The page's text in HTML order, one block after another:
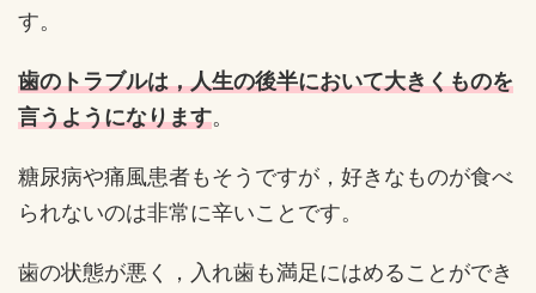
す。
歯のトラブルは，人生の後半において大きくものを
言うようになります。
糖尿病や痛風患者もそうですが，好きなものが食べ
られないのは非常に辛いことです。
歯の状態が悪く，入れ歯も満足にはめることができ